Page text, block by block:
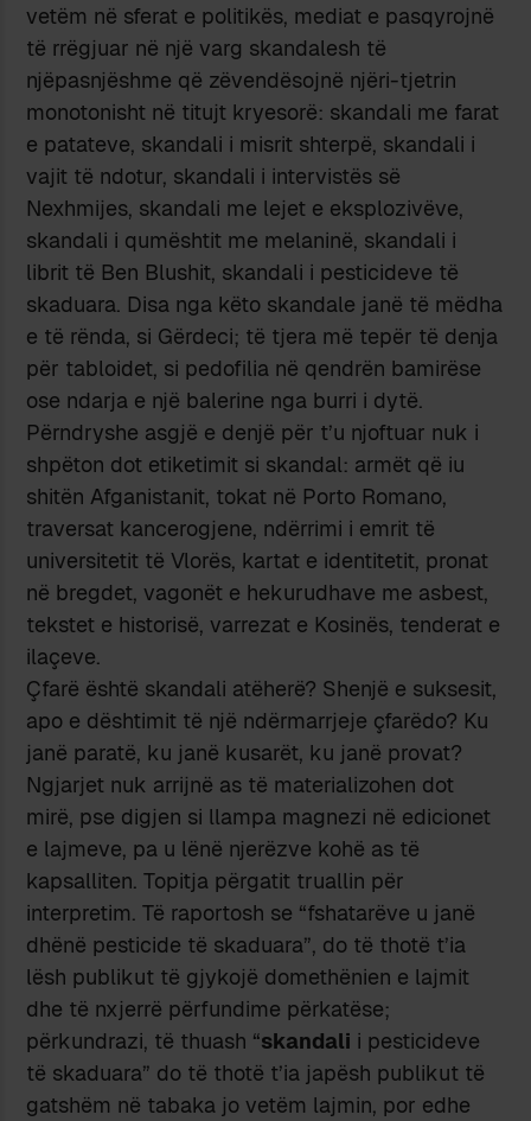
vetëm në sferat e politikës, mediat e pasqyrojnë
të rrëgjuar në një varg skandalesh të
njëpasnjëshme që zëvendësojnë njëri-tjetrin
monotonisht në titujt kryesorë: skandali me farat
e patateve, skandali i misrit shterpë, skandali i
vajit të ndotur, skandali i intervistës së
Nexhmijes, skandali me lejet e eksplozivëve,
skandali i qumështit me melaninë, skandali i
librit të Ben Blushit, skandali i pesticideve të
skaduara. Disa nga këto skandale janë të mëdha
e të rënda, si Gërdeci; të tjera më tepër të denja
për tabloidet, si pedofilia në qendrën bamirëse
ose ndarja e një balerine nga burri i dytë.
Përndryshe asgjë e denjë për t’u njoftuar nuk i
shpëton dot etiketimit si skandal: armët që iu
shitën Afganistanit, tokat në Porto Romano,
traversat kancerogjene, ndërrimi i emrit të
universitetit të Vlorës, kartat e identitetit, pronat
në bregdet, vagonët e hekurudhave me asbest,
tekstet e historisë, varrezat e Kosinës, tenderat e
ilaçeve.
Çfarë është skandali atëherë? Shenjë e suksesit,
apo e dështimit të një ndërmarrjeje çfarëdo? Ku
janë paratë, ku janë kusarët, ku janë provat?
Ngjarjet nuk arrijnë as të materializohen dot
mirë, pse digjen si llampa magnezi në edicionet
e lajmeve, pa u lënë njerëzve kohë as të
kapsalliten. Topitja përgatit truallin për
interpretim. Të raportosh se “fshatarëve u janë
dhënë pesticide të skaduara”, do të thotë t’ia
lësh publikut të gjykojë domethënien e lajmit
dhe të nxjerrë përfundime përkatëse;
përkundrazi, të thuash “skandali i pesticideve
të skaduara” do të thotë t’ia japësh publikut të
gatshëm në tabaka jo vetëm lajmin, por edhe